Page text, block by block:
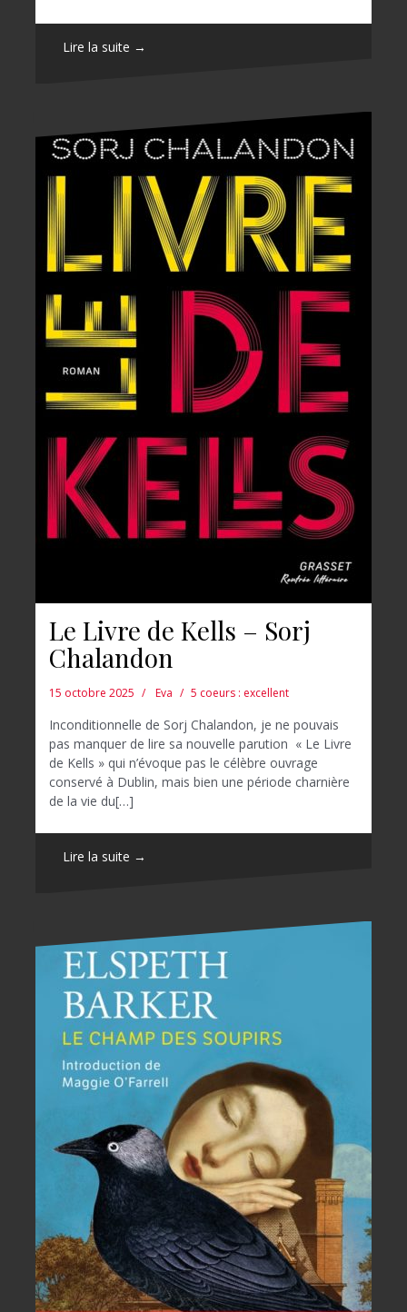
Lire la suite →
Le Livre de Kells – Sorj
Chalandon
15 octobre 2025 Eva 5 coeurs : excellent
Inconditionnelle de Sorj Chalandon, je ne pouvais
pas manquer de lire sa nouvelle parution « Le Livre
de Kells » qui n’évoque pas le célèbre ouvrage
conservé à Dublin, mais bien une période charnière
de la vie du[…]
Lire la suite →